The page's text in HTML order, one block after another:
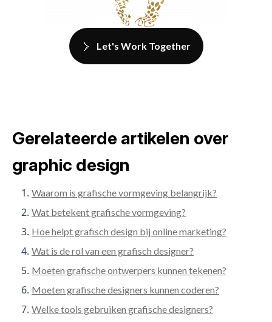
Let's Work Together
Gerelateerde artikelen over
graphic design
Waarom is grafische vormgeving belangrijk?
Wat betekent grafische vormgeving?
Hoe helpt grafisch design bij online marketing?
Wat is de rol van een grafisch designer?
Moeten grafische ontwerpers kunnen tekenen?
Moeten grafische designers kunnen coderen?
Welke tools gebruiken grafische designers?